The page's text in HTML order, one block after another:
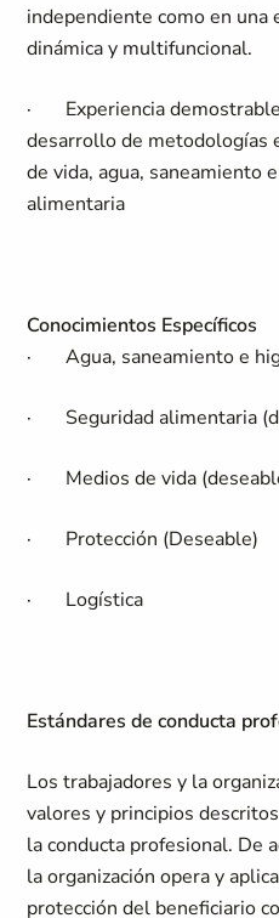
independiente como en
dinámica y multifuncional.
· Experiencia
desarrollo de metodologías
de vida, agua, saneamiento
alimentaria
Conocimientos Específicos
·Agua, saneamiento e
· Seguridad alimentaria
· Medios de vida
· Protección (Deseable)
· Logística
Estándares de conducta
Los trabajadores y la
valores y principios
la conducta profesional. De
la organización opera y
protección del beneficiario